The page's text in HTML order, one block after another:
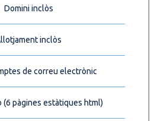
Domini inclòs
inclòs
de correu electrònic
(6 pàgines estàtiques html)